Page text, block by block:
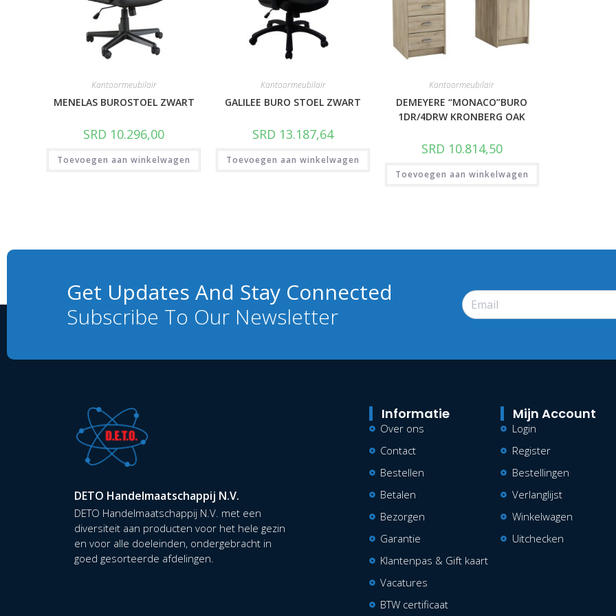
Kantoormeubilair
MENELAS BUROSTOEL ZWART
SRD 10.296,00
Toevoegen aan winkelwagen
Kantoormeubilair
GALILEE BURO STOEL ZWART
SRD 13.187,64
Toevoegen aan winkelwagen
Kantoormeubilair
DEMEYERE “MONACO”BURO
1DR/4DRW KRONBERG OAK
SRD 10.814,50
Toevoegen aan winkelwagen
Get Updates And Stay Connected
Subscribe To Our Newsletter
DETO Handelmaatschappij N.V.
DETO Handelmaatschappij N.V. met een
diversiteit aan producten voor het hele gezin
en voor alle doeleinden, ondergebracht in
goed gesorteerde afdelingen.
Informatie
Over ons
Contact
Bestellen
Betalen
Bezorgen
Garantie
Klantenpas & Gift kaart
Vacatures
BTW certificaat
Mijn Account
Login
Register
Bestellingen
Verlanglijst
Winkelwagen
Uitchecken